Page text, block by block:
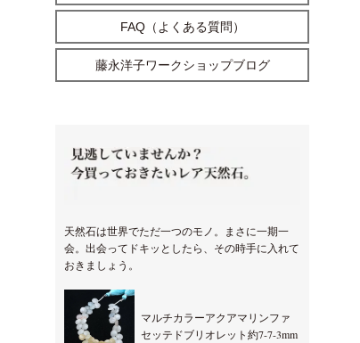
FAQ（よくある質問）
藤永洋子ワークショップブログ
天然石は世界でただ一つのモノ。まさに一期一
会。出会ってドキッとしたら、その時手に入れて
おきましょう。
マルチカラーアクアマリンファ
セッテドブリオレット約7-7-3mm